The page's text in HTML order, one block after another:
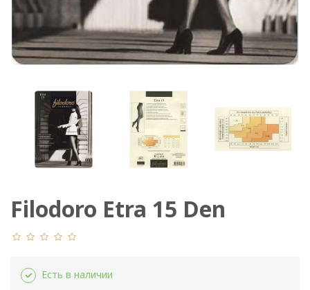
Filodoro Etra 15 Den
Есть в наличии